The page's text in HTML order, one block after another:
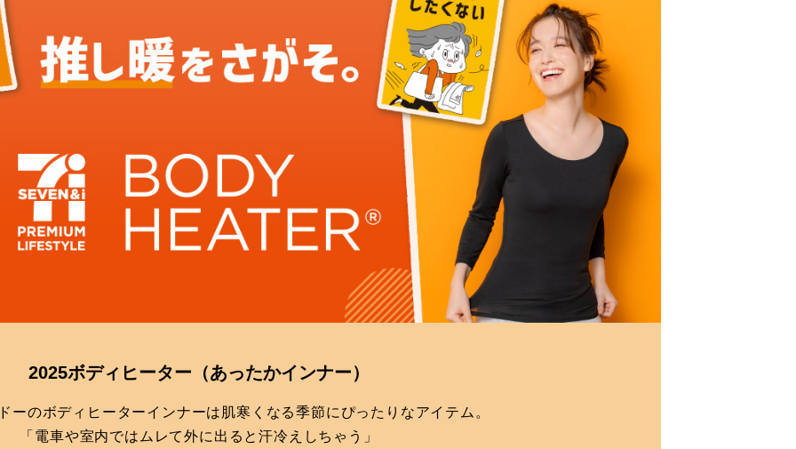
2025ボディヒーター （あったかインナー）
ーのボディヒーターインナーは肌寒くなる季節にぴったりなアイテム。
「電車や室内ではムレて外に出ると汗冷えしちゃう」